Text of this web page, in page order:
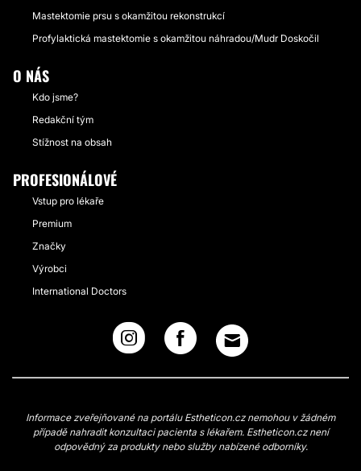
Mastektomie prsu s okamžitou rekonstrukcí
Profylaktická mastektomie s okamžitou náhradou/Mudr Doskočil
O NÁS
Kdo jsme?
Redakční tým
Stížnost na obsah
PROFESIONÁLOVÉ
Vstup pro lékaře
Premium
Značky
Výrobci
International Doctors
Informace zveřejňované na portálu Estheticon.cz nemohou v žádném
případě nahradit konzultaci pacienta s lékařem. Estheticon.cz není
odpovědný za produkty nebo služby nabízené odborníky.